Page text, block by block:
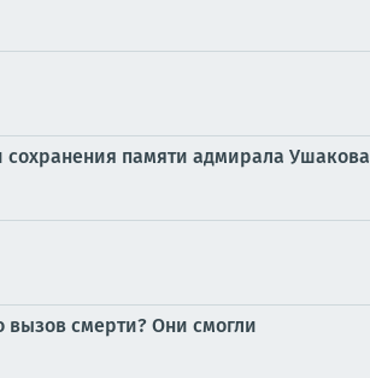
сохранения памяти адмирала Ушакова
вызов смерти? Они смогли